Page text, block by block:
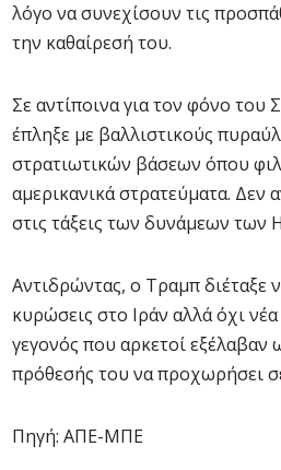
λόγο να συνεχίσουν τις
την καθαίρεσή του.
Σε αντίποινα για τον φόνο του
έπληξε με βαλλιστικούς
στρατιωτικών βάσεων όπου
αμερικανικά στρατεύματα. Δεν
στις τάξεις των δυνάμεων των
Αντιδρώντας, ο Τραμπ διέταξε
κυρώσεις στο Ιράν αλλά όχι
γεγονός που αρκετοί εξέλαβαν
πρόθεσής του να προχωρήσει
Πηγή: ΑΠΕ-ΜΠΕ